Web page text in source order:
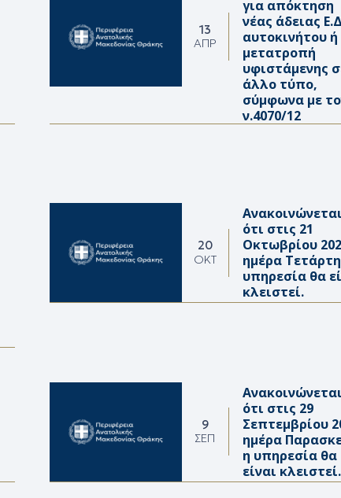
13
ΑΠΡ
για απόκτηση
νέας άδειας
αυτοκινήτου ή
μετατροπή
υφιστάμενης
άλλο τύπο,
σύμφωνα με
ν.4070/12
20
ΟΚΤ
Ανακοινώνεται
ότι στις 21
Οκτωβρίου
ημέρα
υπηρεσία θα
κλειστεί.
9
ΣΕΠ
Ανακοινώνεται
ότι στις 29
Σεπτεμβρίου
ημέρα
η υπηρεσία θα
είναι κλειστεί.